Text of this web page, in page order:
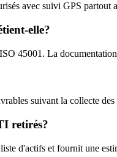
avec suivi GPS
elle?
45001. La
suivant la collecte
retirés?
d'actifs et fournit une